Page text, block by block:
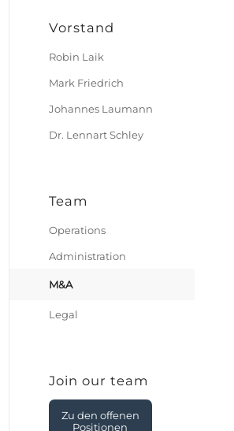
Vorstand
Robin Laik
Mark Friedrich
Johannes Laumann
Dr. Lennart Schley
Team
Operations
Administration
M&A
Legal
Join our team
Zu den offenen
Positionen